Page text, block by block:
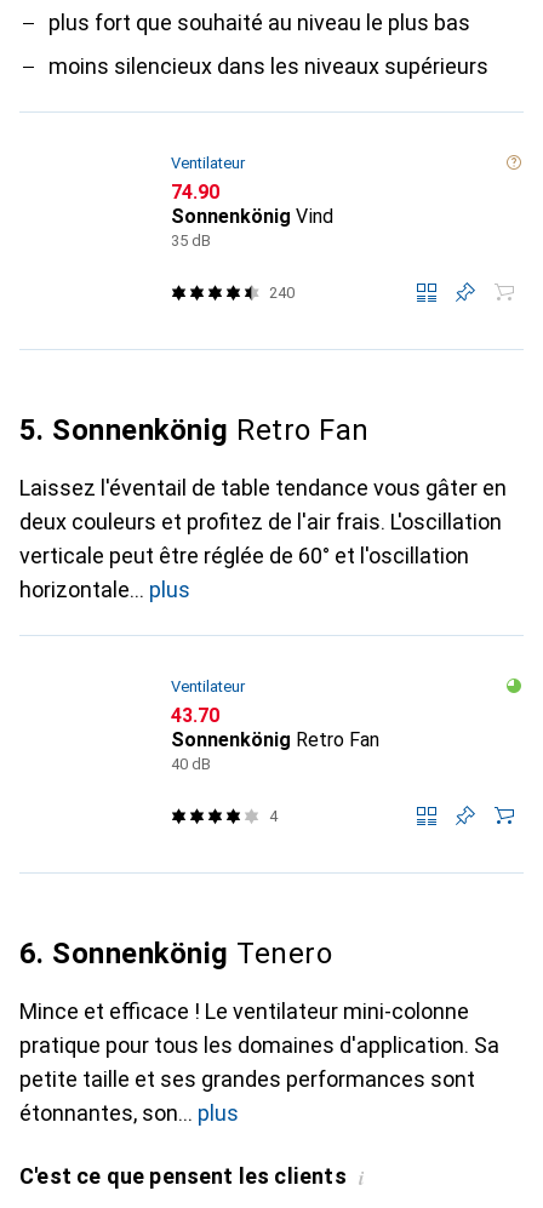
plus fort que souhaité au niveau le plus bas
moins silencieux dans les niveaux supérieurs
Ventilateur
CHF
74.90
Sonnenkönig Vind
35 dB
240
5. Sonnenkönig Retro Fan
Laissez l'éventail de table tendance vous gâter en
deux couleurs et profitez de l'air frais. L'oscillation
verticale peut être réglée de 60° et l'oscillation
horizontale
plus
Ventilateur
CHF
43.70
Sonnenkönig Retro Fan
40 dB
4
6. Sonnenkönig Tenero
Mince et efficace ! Le ventilateur mini-colonne
pratique pour tous les domaines d'application. Sa
petite taille et ses grandes performances sont
étonnantes, son
plus
C'est ce que pensent les clients i